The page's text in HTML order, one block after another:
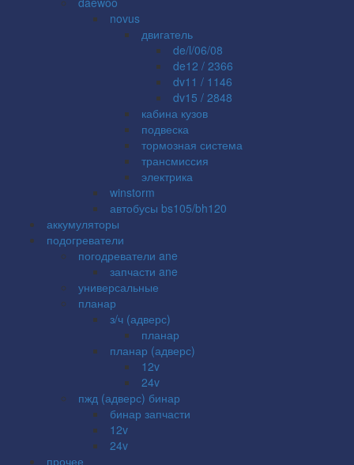
novus
двигатель
de/l/06/08
de12 / 2366
dv11 / 1146
dv15 / 2848
кабина кузов
подвеска
тормозная система
трансмиссия
электрика
winstorm
автобусы bs105/bh120
аккумуляторы
подогреватели
погодреватели ane
запчасти ane
универсальные
планар
з/ч (адверс)
планар
планар (адверс)
12v
24v
пжд (адверс) бинар
бинар запчасти
12v
24v
прочее